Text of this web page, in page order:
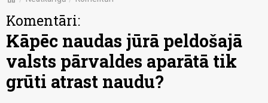
Komentāri:
Kāpēc naudas jūrā peldošajā
valsts pārvaldes aparātā tik
grūti atrast naudu?